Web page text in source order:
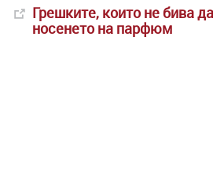
Грешките, които не бива
носенето на парфюм